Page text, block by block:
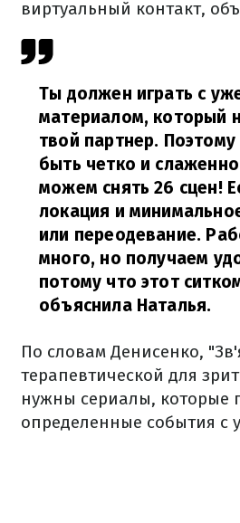
виртуальный контакт,
Ты должен играть с
материалом, который
твой партнер.
быть четко и
можем снять 26 сцен!
локация и
или переодевание.
много, но получаем
потому что этот
объяснила Наталья.
По словам Денисенко,
терапевтической для
нужны сериалы, которые
определенные события с